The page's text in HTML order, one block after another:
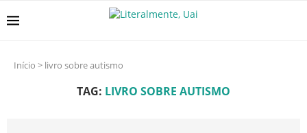
Início > livro sobre autismo
TAG: LIVRO SOBRE AUTISMO